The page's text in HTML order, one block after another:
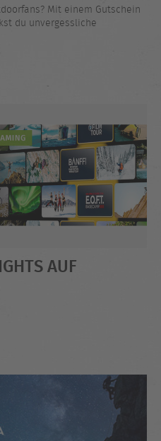
Mit einem Gutschein
du unvergessliche
AUF